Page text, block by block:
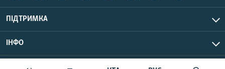
ПІДТРИМКА
ІНФО